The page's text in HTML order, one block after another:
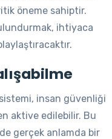
öneme sahiptir.
ihtiyaca
insan güvenliği
aktive edilebilir. Bu
gerçek anlamda bir